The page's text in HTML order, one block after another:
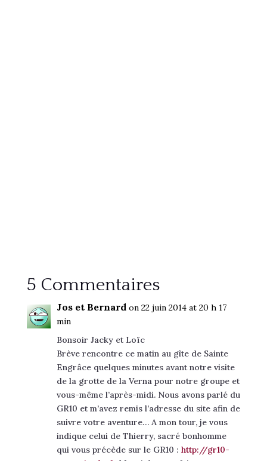
5 Commentaires
Jos et Bernard on 22 juin 2014 at 20 h 17
min
Bonsoir Jacky et Loïc
Brève rencontre ce matin au gîte de Sainte
Engrâce quelques minutes avant notre visite
de la grotte de la Verna pour notre groupe et
vous-même l’après-midi. Nous avons parlé du
GR10 et m’avez remis l’adresse du site afin de
suivre votre aventure… A mon tour, je vous
indique celui de Thierry, sacré bonhomme
qui vous précède sur le GR10 : http://gr10-